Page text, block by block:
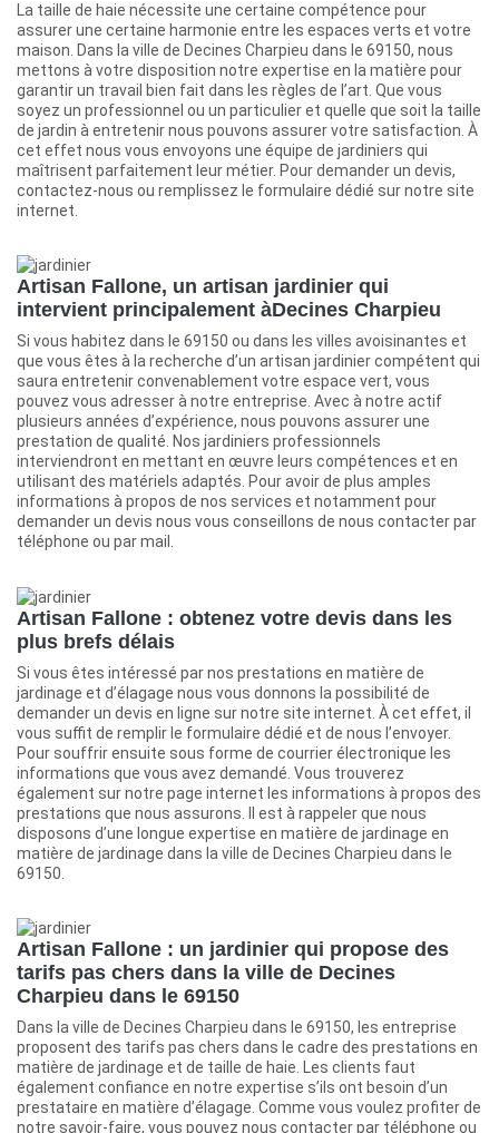
La taille de haie nécessite une certaine compétence pour
assurer une certaine harmonie entre les espaces verts et votre
maison. Dans la ville de Decines Charpieu dans le 69150, nous
mettons à votre disposition notre expertise en la matière pour
garantir un travail bien fait dans les règles de l’art. Que vous
soyez un professionnel ou un particulier et quelle que soit la taille
de jardin à entretenir nous pouvons assurer votre satisfaction. À
cet effet nous vous envoyons une équipe de jardiniers qui
maîtrisent parfaitement leur métier. Pour demander un devis,
contactez-nous ou remplissez le formulaire dédié sur notre site
internet.
Artisan Fallone, un artisan jardinier qui
intervient principalement àDecines Charpieu
Si vous habitez dans le 69150 ou dans les villes avoisinantes et
que vous êtes à la recherche d’un artisan jardinier compétent qui
saura entretenir convenablement votre espace vert, vous
pouvez vous adresser à notre entreprise. Avec à notre actif
plusieurs années d’expérience, nous pouvons assurer une
prestation de qualité. Nos jardiniers professionnels
interviendront en mettant en œuvre leurs compétences et en
utilisant des matériels adaptés. Pour avoir de plus amples
informations à propos de nos services et notamment pour
demander un devis nous vous conseillons de nous contacter par
téléphone ou par mail.
Artisan Fallone : obtenez votre devis dans les
plus brefs délais
Si vous êtes intéressé par nos prestations en matière de
jardinage et d’élagage nous vous donnons la possibilité de
demander un devis en ligne sur notre site internet. À cet effet, il
vous suffit de remplir le formulaire dédié et de nous l’envoyer.
Pour souffrir ensuite sous forme de courrier électronique les
informations que vous avez demandé. Vous trouverez
également sur notre page internet les informations à propos des
prestations que nous assurons. Il est à rappeler que nous
disposons d’une longue expertise en matière de jardinage en
matière de jardinage dans la ville de Decines Charpieu dans le
69150.
Artisan Fallone : un jardinier qui propose des
tarifs pas chers dans la ville de Decines
Charpieu dans le 69150
Dans la ville de Decines Charpieu dans le 69150, les entreprise
proposent des tarifs pas chers dans le cadre des prestations en
matière de jardinage et de taille de haie. Les clients faut
également confiance en notre expertise s’ils ont besoin d’un
prestataire en matière d’élagage. Comme vous voulez profiter de
notre savoir-faire, vous pouvez nous contacter par téléphone ou